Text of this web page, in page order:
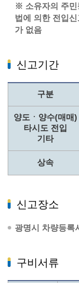
※ 소유자의 주민
법에 의한 전입
가 없음
신고기간
구분
양도ㆍ양수(매매)
타시도 전입
기타
상속
신고장소
광명시 차량등록
구비서류